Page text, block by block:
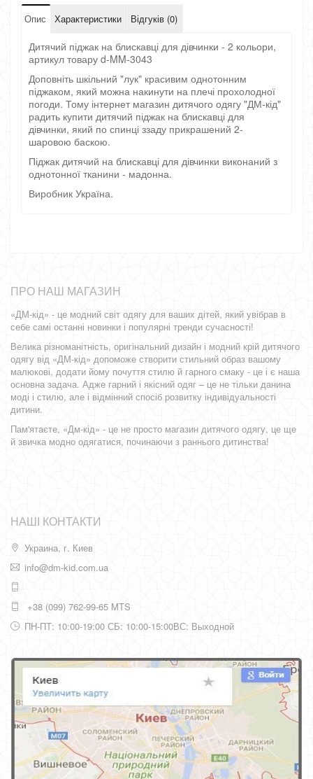
Опис Характеристики Відгуків (0)
Дитячий піджак на блискавці для дівчинки - 2 кольори,
артикул товару d-MM-3043
Доповніть шкільний "лук" красивим однотонним
піджаком, який можна накинути на плечі прохолодної
погоди. Тому інтернет магазин дитячого одягу "ДМ-кід"
радить купити дитячий піджак на блискавці для
дівчинки, який по спинці ззаду прикрашений 2-
шаровою баскою.
Піджак дитячий на блискавці для дівчинки виконаний з
однотонної тканини - мадонна.
Виробник Україна.
ПРО НАШ МАГАЗИН
«ДМ-кід» - це модний світ одягу для ваших дітей, який увібрав в
себе самі останні новинки і популярні тренди сучасності!
Велика різноманітність, оригінальний дизайн і модний крій дитячого
одягу від «ДМ-кід» допоможе створити стильний образ вашому
малюкові, додати йому почуття стилю й гарного смаку - це і є наша
основна задача. Адже гарний і якісний одяг – це не тільки данина
моді і стилю, але і відмінний спосіб розвитку індивідуальності
дитини.
Пам'ятаєте, «Дм-кід» - це не просто магазин дитячого одягу, це ще
й звичка модно одягатися, починаючи з раннього дитинства!
НАШІ КОНТАКТИ
Украина, г. Киев
info@dm-kid.com.ua
+38 (099) 762-99-65 MTS
ПН-ПТ: 10:00-19:00 СБ: 10:00-15:00ВС: Выходной